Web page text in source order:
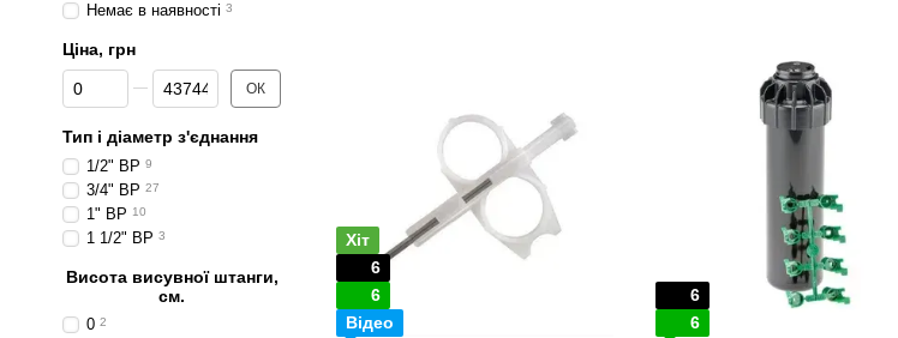
Хіт
6
6
Відео
6
6
Немає в наявності 3
Ціна, грн
Від Ціна, грн
До Ціна, грн ОК
Тип і діаметр з'єднання
1/2" ВР 9
3/4" ВР 27
1" ВР 10
1 1/2" ВР 3
Висота висувної штанги,
см.
0 2